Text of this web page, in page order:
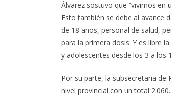
Álvarez sostuvo que “vivimos
Esto también se debe al avance
de 18 años, personal de salud,
para la primera dosis. Y es libre
y adolescentes desde los 3 a los
Por su parte, la subsecretaria de
nivel provincial con un total